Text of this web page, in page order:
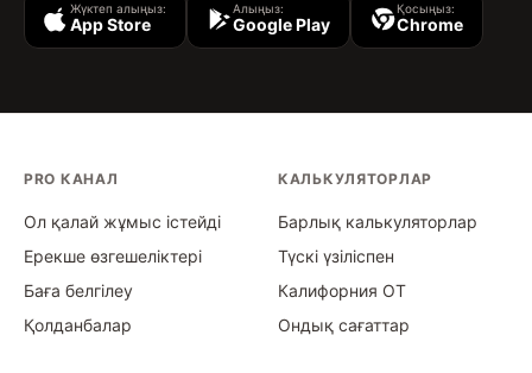
Жүктеп алыңыз:
App Store
Алыңыз:
Google Play
Қосыңыз:
Chrome
PRO КАНАЛ
Ол қалай жұмыс істейді
Ерекше өзгешеліктері
Баға белгілеу
Қолданбалар
КАЛЬКУЛЯТОРЛАР
Барлық калькуляторлар
Түскі үзіліспен
Калифорния OT
Ондық сағаттар